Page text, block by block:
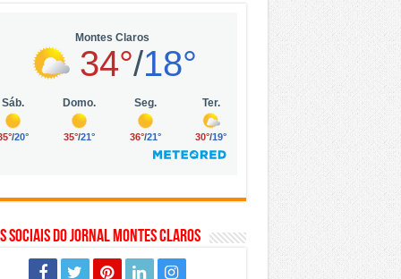
Vila Olímpia, em São Paulo
mil no digital
Sociais do Jornal Montes Claros